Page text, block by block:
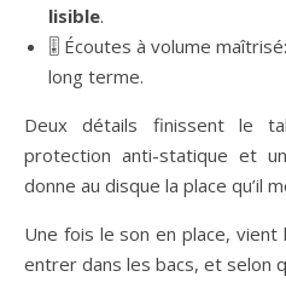
lisible.
🎚️ Écoutes à volume maîtrisé:
long terme.
Deux détails finissent le
protection anti-statique et
donne au disque la place qu’il
Une fois le son en place,
entrer dans les bacs, et selon